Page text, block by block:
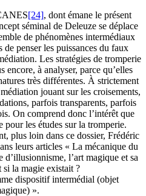
[24], dont émane le présent
séminal de Deleuze se déplace
de phénomènes intermédiaux
penser les puissances du faux
Les stratégies de tromperie
à analyser, parce qu’elles
très différentes. À strictement
jouant sur les croisements,
parfois transparents, parfois
On comprend donc l’intérêt que
pour les études sur la tromperie.
plus loin dans ce dossier, Frédéric
leurs articles « La mécanique du
d’illusionnisme, l’art magique et sa
la magie existait ?
dispositif intermédial (objet
».